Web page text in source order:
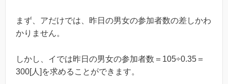
まず、アだけでは、昨日の男女の参加者数の差しかわ
かりません。
しかし、イでは昨日の男女の参加者数＝105÷0.35＝
300[人]を求めることができます。